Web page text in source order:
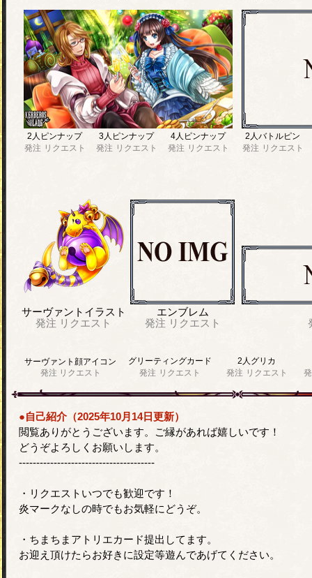
2人ピンナップ
発注 リクエスト
3人ピンナップ
発注 リクエスト
4人ピンナップ
発注 リクエスト
2人バトルピン
発注 リクエスト
サーヴァントイラスト
発注 リクエスト
エンブレム
発注 リクエスト
サーヴァント顔アイコン
発注 リクエスト
グリーティングカード
発注 リクエスト
2人グリカ
発注 リクエスト
●自己紹介（2025年10月14日更新）
閲覧ありがとうございます。ご縁があれば嬉しいです！
どうぞよろしくお願いします。
---------------------------------------
・リクエストいつでも歓迎です！
炎マークなしの時でもお気軽にどうぞ。
・ちまちまアトリエカード提出してます。
お迎え頂けたらお好きに設定等遊んであげてください。